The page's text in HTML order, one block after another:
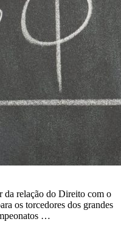
da relação do Direito com o
os torcedores dos grandes
…